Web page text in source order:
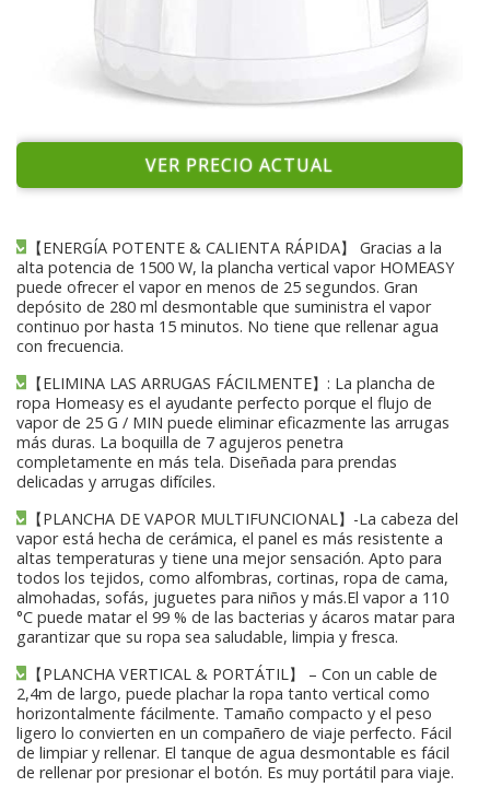
VER PRECIO ACTUAL
【ENERGÍA POTENTE & CALIENTA RÁPIDA】 Gracias a la
alta potencia de 1500 W, la plancha vertical vapor HOMEASY
puede ofrecer el vapor en menos de 25 segundos. Gran
depósito de 280 ml desmontable que suministra el vapor
continuo por hasta 15 minutos. No tiene que rellenar agua
con frecuencia.
【ELIMINA LAS ARRUGAS FÁCILMENTE】: La plancha de
ropa Homeasy es el ayudante perfecto porque el flujo de
vapor de 25 G / MIN puede eliminar eficazmente las arrugas
más duras. La boquilla de 7 agujeros penetra
completamente en más tela. Diseñada para prendas
delicadas y arrugas difíciles.
【PLANCHA DE VAPOR MULTIFUNCIONAL】-La cabeza del
vapor está hecha de cerámica, el panel es más resistente a
altas temperaturas y tiene una mejor sensación. Apto para
todos los tejidos, como alfombras, cortinas, ropa de cama,
almohadas, sofás, juguetes para niños y más.El vapor a 110
°C puede matar el 99 % de las bacterias y ácaros matar para
garantizar que su ropa sea saludable, limpia y fresca.
【PLANCHA VERTICAL & PORTÁTIL】 – Con un cable de
2,4m de largo, puede plachar la ropa tanto vertical como
horizontalmente fácilmente. Tamaño compacto y el peso
ligero lo convierten en un compañero de viaje perfecto. Fácil
de limpiar y rellenar. El tanque de agua desmontable es fácil
de rellenar por presionar el botón. Es muy portátil para viaje.